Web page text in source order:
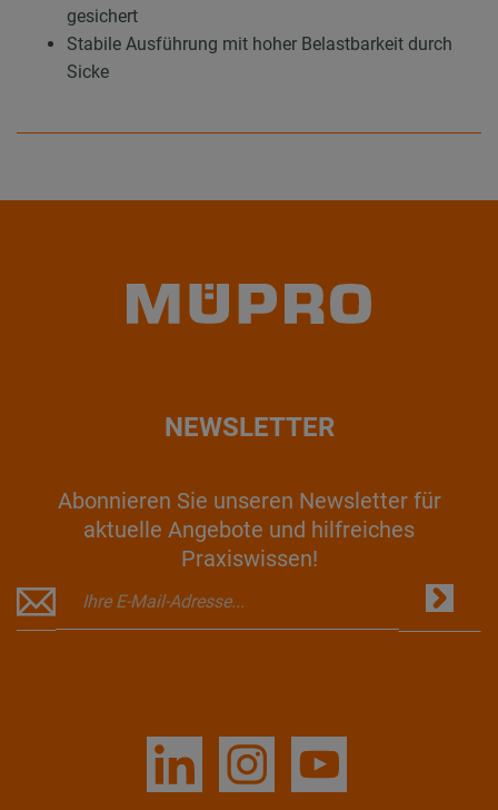
gesichert
Stabile Ausführung mit hoher Belastbarkeit durch
Sicke
NEWSLETTER
Abonnieren Sie unseren Newsletter für
aktuelle Angebote und hilfreiches
Praxiswissen!